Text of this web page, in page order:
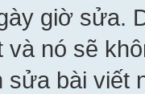
giờ sửa.
và nó sẽ
sửa bài viết